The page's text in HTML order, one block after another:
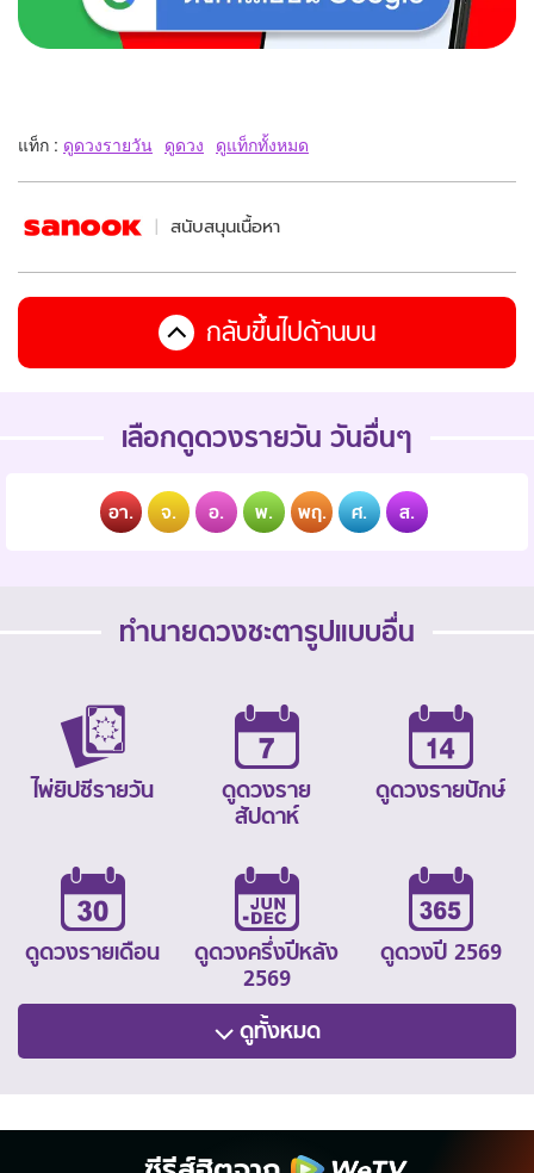
แท็ก : ดูดวงรายวัน ดูดวง ดูแท็กทั้งหมด
สนับสนุนเนื้อหา
กลับขึ้นไปด้านบน
เลือกดูดวงรายวัน วันอื่นๆ
อา. จ. อ. พ. พฤ. ศ. ส.
ทำนายดวงชะตารูปแบบอื่น
ไพ่ยิปซีรายวัน
ดูดวงราย
สัปดาห์
ดูดวงรายปักษ์
ดูดวงรายเดือน
ดูดวงครึ่งปีหลัง
2569
ดูดวงปี 2569
ดูทั้งหมด